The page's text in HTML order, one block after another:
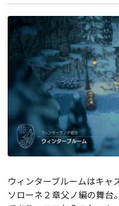
ウィンターブルームはキャ
ソローネ２章父ノ編の舞台